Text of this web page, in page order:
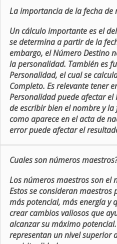
La importancia de la fecha de
Un cálculo importante es el
se determina a partir de la
embargo, el Número Destino
la personalidad. También es
Personalidad, el cual se
Completo. Es relevante tener
Personalidad puede afectar el
de escribir bien el nombre y
como aparece en el acta de
error puede afectar el
Cuales son números
Los números maestros son el
Estos se consideran maestros
más potencial, más energía y
crear cambios valiosos que
alcanzar su máximo
representan un nivel superior